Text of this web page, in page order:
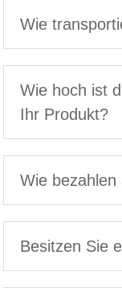
Wie
Wie hoch ist
Ihr Produkt?
Wie bezahlen
Besitzen Sie